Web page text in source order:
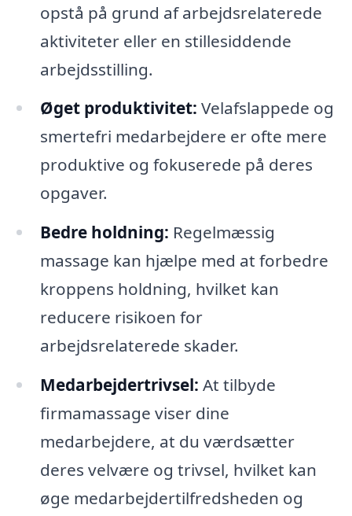
opstå på grund af arbejdsrelaterede
aktiviteter eller en stillesiddende
arbejdsstilling.
Øget produktivitet: Velafslappede og
smertefri medarbejdere er ofte mere
produktive og fokuserede på deres
opgaver.
Bedre holdning: Regelmæssig
massage kan hjælpe med at forbedre
kroppens holdning, hvilket kan
reducere risikoen for
arbejdsrelaterede skader.
Medarbejdertrivsel: At tilbyde
firmamassage viser dine
medarbejdere, at du værdsætter
deres velvære og trivsel, hvilket kan
øge medarbejdertilfredsheden og